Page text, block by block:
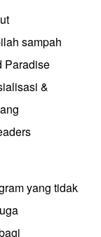
sampah
Paradise
&
yang tidak